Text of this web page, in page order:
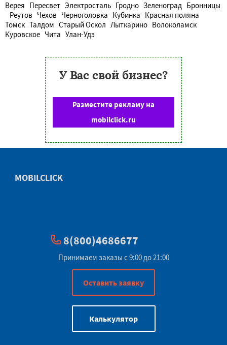
Верея Пересвет Электросталь Гродно Зеленоград Бронницы
Реутов Чехов Черноголовка Кубинка Красная поляна
Томск Талдом Старый Оскол Лыткарино Волоколамск
Куровское Чита Улан-Удэ
У Вас свой бизнес?
Разместите рекламу на
mobilclick.ru
MOBILCLICK
8(800)4686677
Принимаем заказы с 9:00 до 21:00
Оставить заявку
Калькулятор